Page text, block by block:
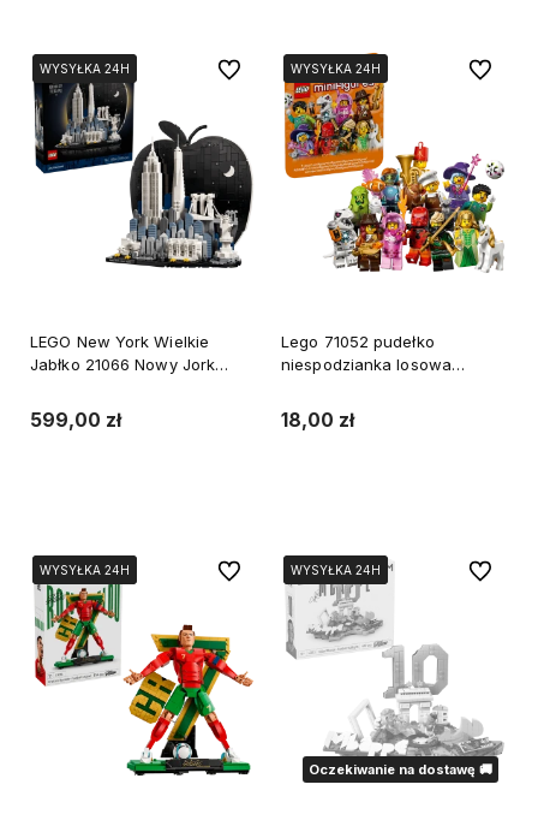
WYSYŁKA 24H
WYSYŁKA 24H
LEGO New York Wielkie
Jabłko 21066 Nowy Jork
599,00 zł
Do ulubionychWYSYŁKA 24H
WYSYŁKA 24H
Lego 71052 pudełko
niespodzianka losowa
szt.
18,00 zł
Do
WYSYŁKA 24H
WYSYŁKA 24H
WYSYŁKA 24H Do ulubionych
Oczekiwanie na dostawę 🚚
WYSYŁKA 24H
WYSYŁKA 24H
WYSYŁKA 24H Do